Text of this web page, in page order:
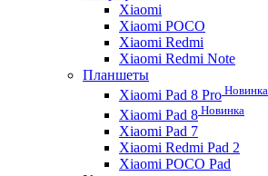
Xiaomi
Xiaomi POCO
Xiaomi Redmi
Xiaomi Redmi Note
Планшеты
Xiaomi Pad 8 Pro Новинка
Xiaomi Pad 8 Новинка
Xiaomi Pad 7
Xiaomi Redmi Pad 2
Xiaomi POCO Pad